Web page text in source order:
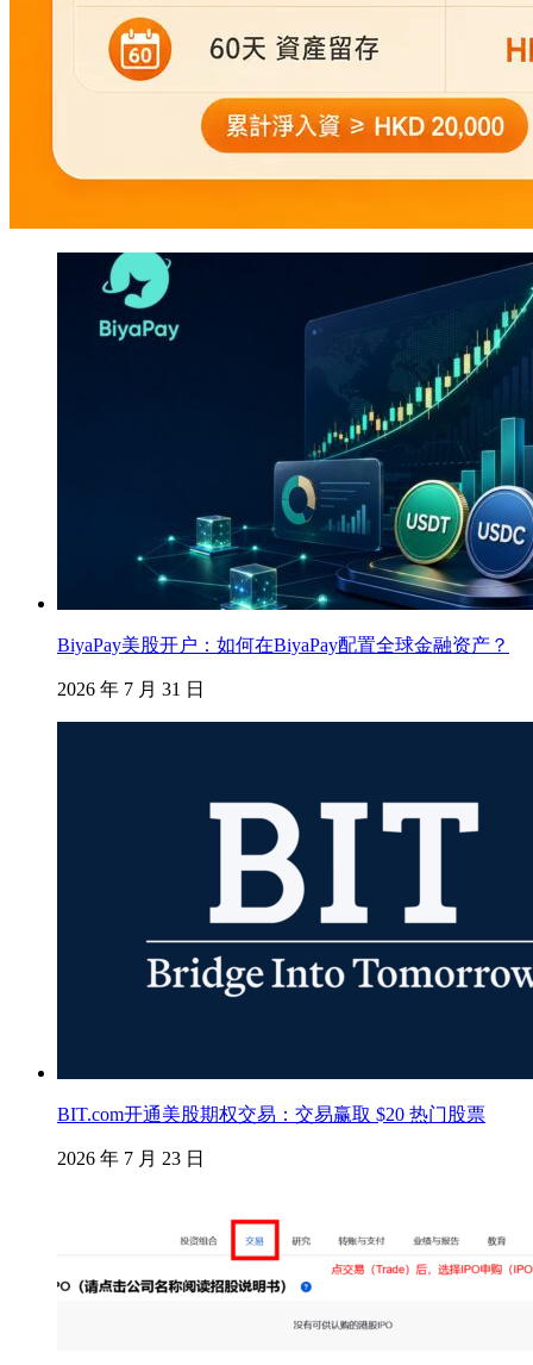
BiyaPay美股开户：如何在BiyaPay配置全球金融资产？
2026 年 7 月 31 日
BIT.com开通美股期权交易：交易赢取 $20 热门股票
2026 年 7 月 23 日